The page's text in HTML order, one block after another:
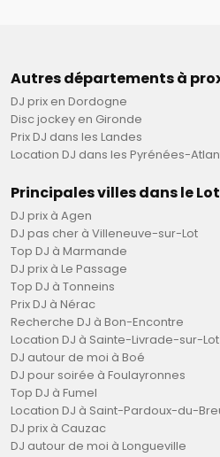
Animations et jeux que vous aurez préalablement
choisi lors de notre rdv
Karaoké sur grand écran avec
peut se faire à l'apéro ou pendant le repas pour
distraire les convives (On le
Sonorisation du cocktail
si moins de 40 mètres de la
Possibilité d'ajouter des titres
Options:
Film de votre soirée.
- Possibilité d'avoir la
soirée gratuitement, 3 à 4
HD sur clé USB 16 Go à regarder
multimédias.
Autres départements à
DJ prix en Dordogne
Disc jockey en Gironde
Prix DJ dans les Landes
Location DJ dans les Pyrénées-
Principales villes dans le
DJ prix à Agen
DJ pas cher à Villeneuve-sur-Lot
Top DJ à Marmande
DJ prix à Le Passage
Top DJ à Tonneins
Prix DJ à Nérac
Recherche DJ à Bon-Encontre
Location DJ à Sainte-Livrade-sur-Lot
DJ autour de moi à Boé
DJ pour soirée à Foulayronnes
Top DJ à Fumel
Location DJ à Saint-Pardoux-du-
DJ prix à Cauzac
DJ autour de moi à Longueville